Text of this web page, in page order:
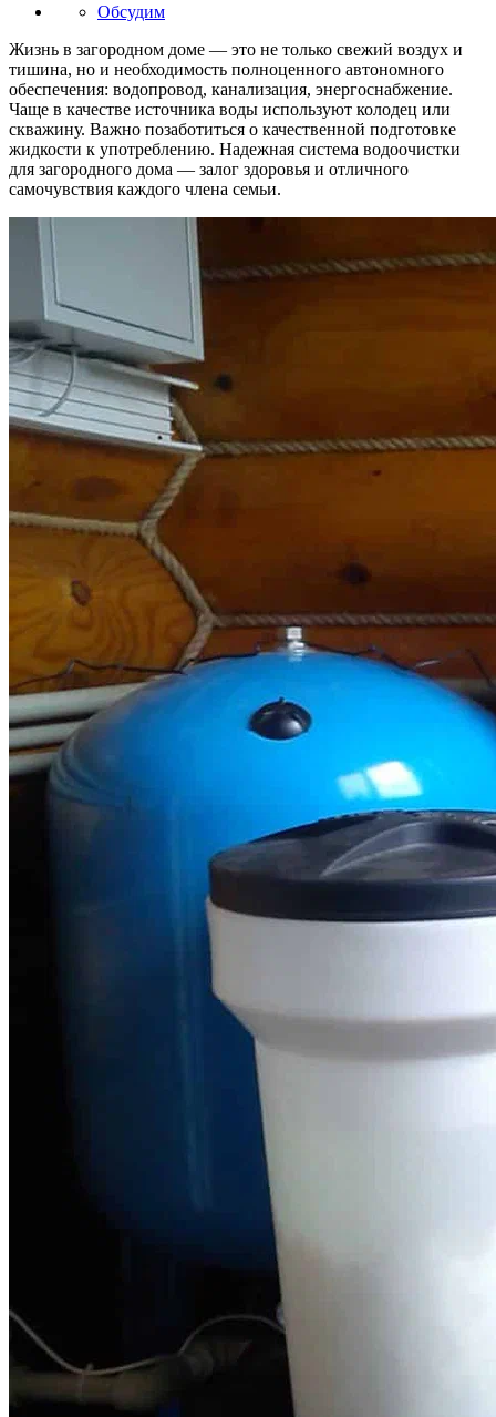
Обсудим
Жизнь в загородном доме — это не только свежий воздух и
тишина, но и необходимость полноценного автономного
обеспечения: водопровод, канализация, энергоснабжение.
Чаще в качестве источника воды используют колодец или
скважину. Важно позаботиться о качественной подготовке
жидкости к употреблению. Надежная система водоочистки
для загородного дома — залог здоровья и отличного
самочувствия каждого члена семьи.